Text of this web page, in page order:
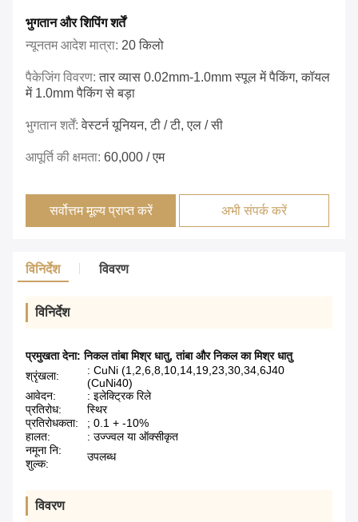
भुगतान और शिपिंग शर्तें
न्यूनतम आदेश मात्रा: 20 किलो
पैकेजिंग विवरण:तार व्यास 0.02mm-1.0mm स्पूल में पैकिंग, कॉयल
में 1.0mm पैकिंग से बड़ा
भुगतान शर्तें:वेस्टर्न यूनियन, टी / टी, एल / सी
आपूर्ति की क्षमता: 60,000 / एम
सर्वोत्तम मूल्य प्राप्त करें अभी संपर्क करें
विनिर्देश विवरण
विनिर्देश
प्रमुखता देना:निकल तांबा मिश्र धातु,तांबा और निकल का मिश्र धातु
श्रृंखला:
: CuNi (1,2,6,8,10,14,19,23,30,34,6J40
(CuNi40)
आवेदन:
: इलेक्ट्रिक रिले
प्रतिरोध:
स्थिर
प्रतिरोधकता:
; 0.1 + -10%
हालत:
: उज्ज्वल या ऑक्सीकृत
नमूना नि:
शुल्क:
उपलब्ध
विवरण